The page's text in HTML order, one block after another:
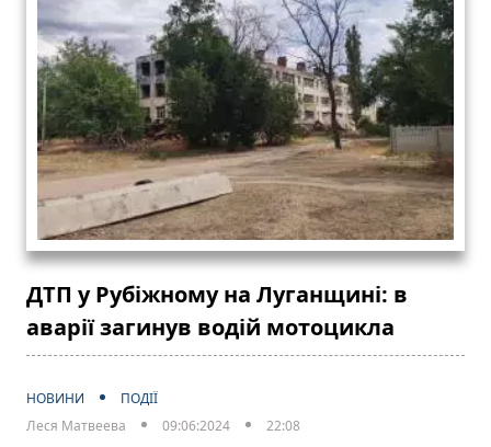
ДТП у Рубіжному на Луганщині: в
аварії загинув водій мотоцикла
НОВИНИ
ПОДІЇ
Леся Матвеева
09:06:2024 22:08